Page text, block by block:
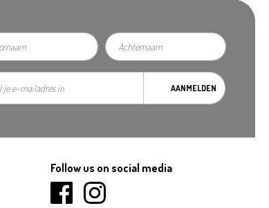
AANMELDEN
Follow us on social media